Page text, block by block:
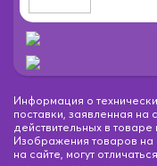
Информация о
поставки, заявленная на
действительных в
Изображения товаров на
на сайте, могут